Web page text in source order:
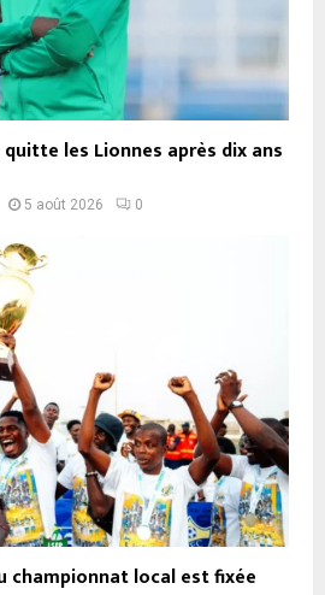
les Lionnes après dix ans
5 août 2026 0
championnat local est fixée